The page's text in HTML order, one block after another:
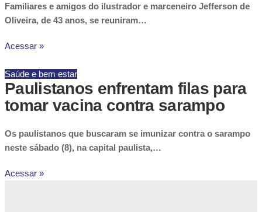
Familiares e amigos do ilustrador e marceneiro Jefferson de
Oliveira, de 43 anos, se reuniram…
Acessar »
Saúde e bem estar
Paulistanos enfrentam filas para
tomar vacina contra sarampo
Os paulistanos que buscaram se imunizar contra o sarampo
neste sábado (8), na capital paulista,…
Acessar »